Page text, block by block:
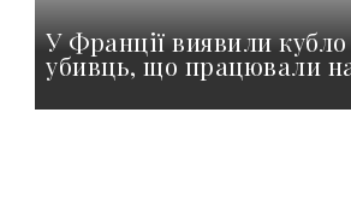
У Франції виявили
убивць, що працювали